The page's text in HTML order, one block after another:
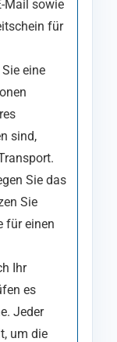
Mail sowie
für
eine
sind,
Sie das
Sie
für einen
Ihr
es
Jeder
um die